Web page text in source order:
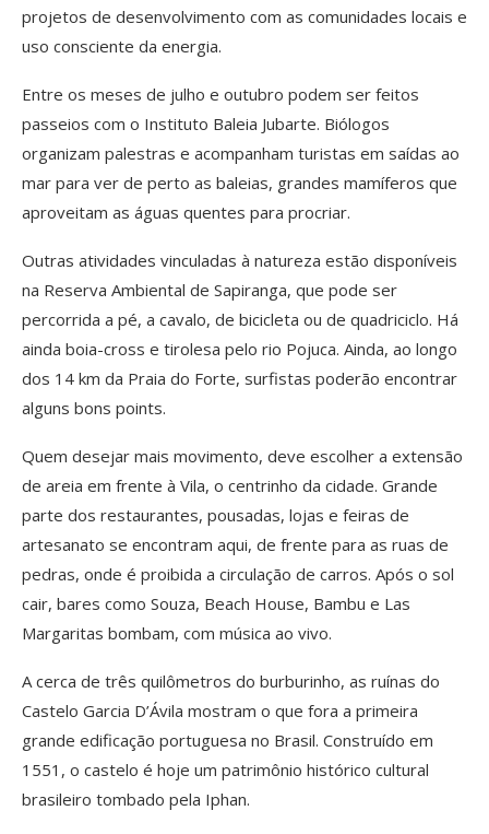
projetos de desenvolvimento com as comunidades locais e
uso consciente da energia.
Entre os meses de julho e outubro podem ser feitos
passeios com o Instituto Baleia Jubarte. Biólogos
organizam palestras e acompanham turistas em saídas ao
mar para ver de perto as baleias, grandes mamíferos que
aproveitam as águas quentes para procriar.
Outras atividades vinculadas à natureza estão disponíveis
na Reserva Ambiental de Sapiranga, que pode ser
percorrida a pé, a cavalo, de bicicleta ou de quadriciclo. Há
ainda boia-cross e tirolesa pelo rio Pojuca. Ainda, ao longo
dos 14 km da Praia do Forte, surfistas poderão encontrar
alguns bons points.
Quem desejar mais movimento, deve escolher a extensão
de areia em frente à Vila, o centrinho da cidade. Grande
parte dos restaurantes, pousadas, lojas e feiras de
artesanato se encontram aqui, de frente para as ruas de
pedras, onde é proibida a circulação de carros. Após o sol
cair, bares como Souza, Beach House, Bambu e Las
Margaritas bombam, com música ao vivo.
A cerca de três quilômetros do burburinho, as ruínas do
Castelo Garcia D’Ávila mostram o que fora a primeira
grande edificação portuguesa no Brasil. Construído em
1551, o castelo é hoje um patrimônio histórico cultural
brasileiro tombado pela Iphan.